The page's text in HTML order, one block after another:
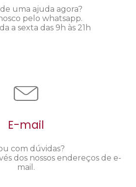
uma ajuda agora?
pelo whatsapp.
a sexta das 9h às 21h
E-mail
com dúvidas?
dos nossos endereços de e-
mail.